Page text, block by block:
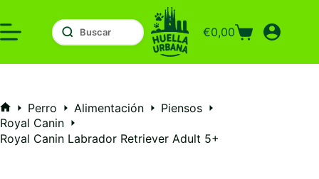
al
contenido
Carro
compra
€0,00
Inicio
Perro Alimentación
Piensos
Royal Canin
Royal Canin Labrador Retriever Adult 5+